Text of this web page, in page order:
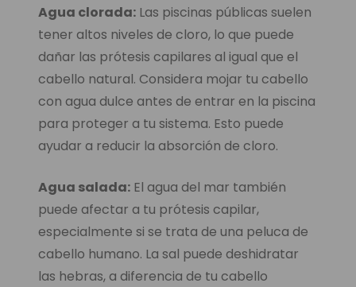
Agua clorada: Las piscinas públicas suelen
tener altos niveles de cloro, lo que puede
dañar las prótesis capilares al igual que el
cabello natural. Considera mojar tu cabello
con agua dulce antes de entrar en la piscina
para proteger a tu sistema. Esto puede
ayudar a reducir la absorción de cloro.
Agua salada: El agua del mar también
puede afectar a tu prótesis capilar,
especialmente si se trata de una peluca de
cabello humano. La sal puede deshidratar
las hebras, a diferencia de tu cabello